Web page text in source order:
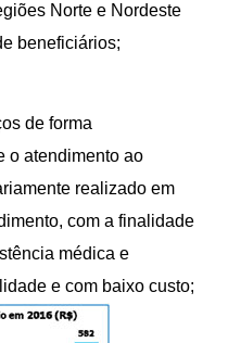
Norte e Nordeste
beneficiários;
de forma
o atendimento ao
realizado em
com a finalidade
médica e
e com baixo custo;